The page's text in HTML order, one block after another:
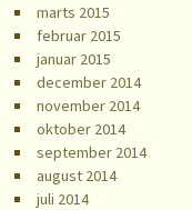
marts 2015
februar 2015
januar 2015
december 2014
november 2014
oktober 2014
september 2014
august 2014
juli 2014